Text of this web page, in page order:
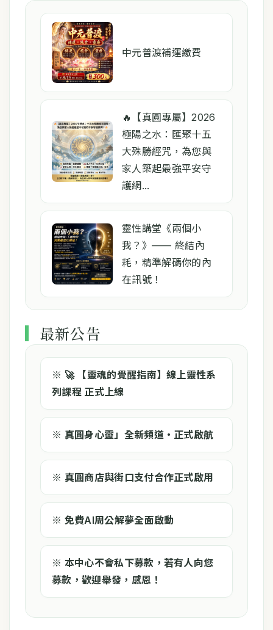
中元普渡補運繳費
🔥【真圓專屬】2026
極陽之水：匯聚十五
大殊勝經咒，為您與
家人築起最強平安守
護網...
靈性講堂《兩個小
我？》—— 終結內
耗，精準解碼你的內
在訊號！
最新公告
※ 🚀 【靈魂的覺醒指南】線上靈性系
列課程 正式上線
※ 真圓身心靈」全新頻道・正式啟航
※ 真圓商店與街口支付合作正式啟用
※ 免費AI周公解夢全面啟動
※ ​本中心不會私下募款，若有人向您
募款，歡迎舉發，感恩！